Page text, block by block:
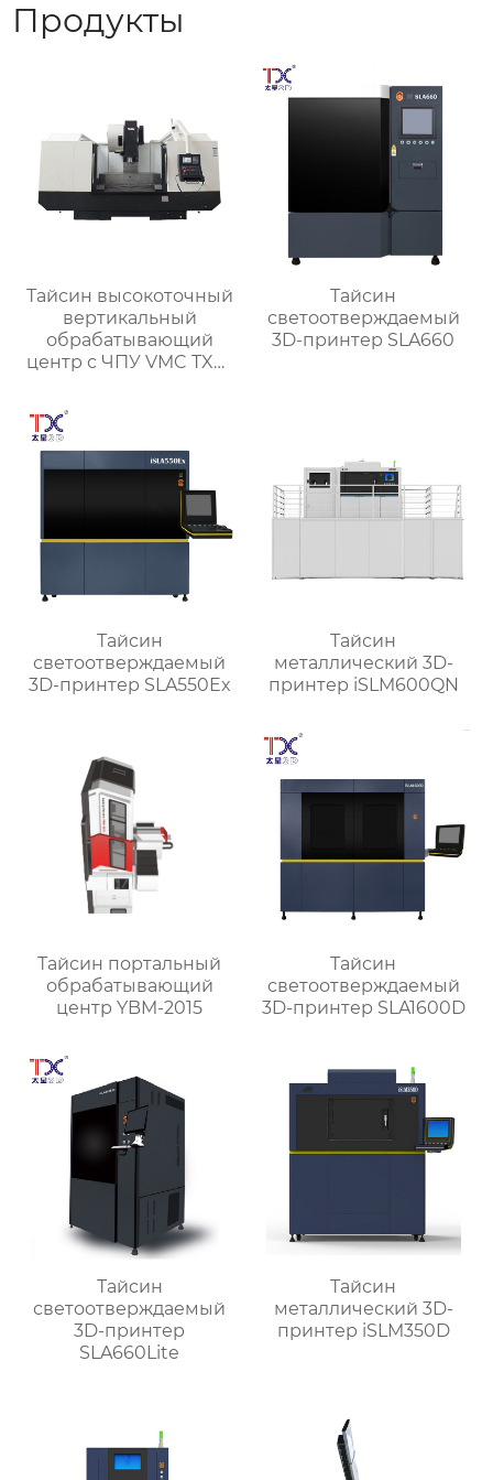
Продукты
Тайсин высокоточный
вертикальный
обрабатывающий
центр с ЧПУ VMC TXP-
Тайсин
светоотверждаемый
3D-принтер SLA660
Тайсин
светоотверждаемый
3D-принтер SLA550Ex
Тайсин
металлический 3D-
принтер iSLM600QN
Тайсин портальный
обрабатывающий
центр YBM-2015
Тайсин
светоотверждаемый
3D-принтер SLA1600D
Тайсин
светоотверждаемый
3D-принтер
SLA660Lite
Тайсин
металлический 3D-
принтер iSLM350D